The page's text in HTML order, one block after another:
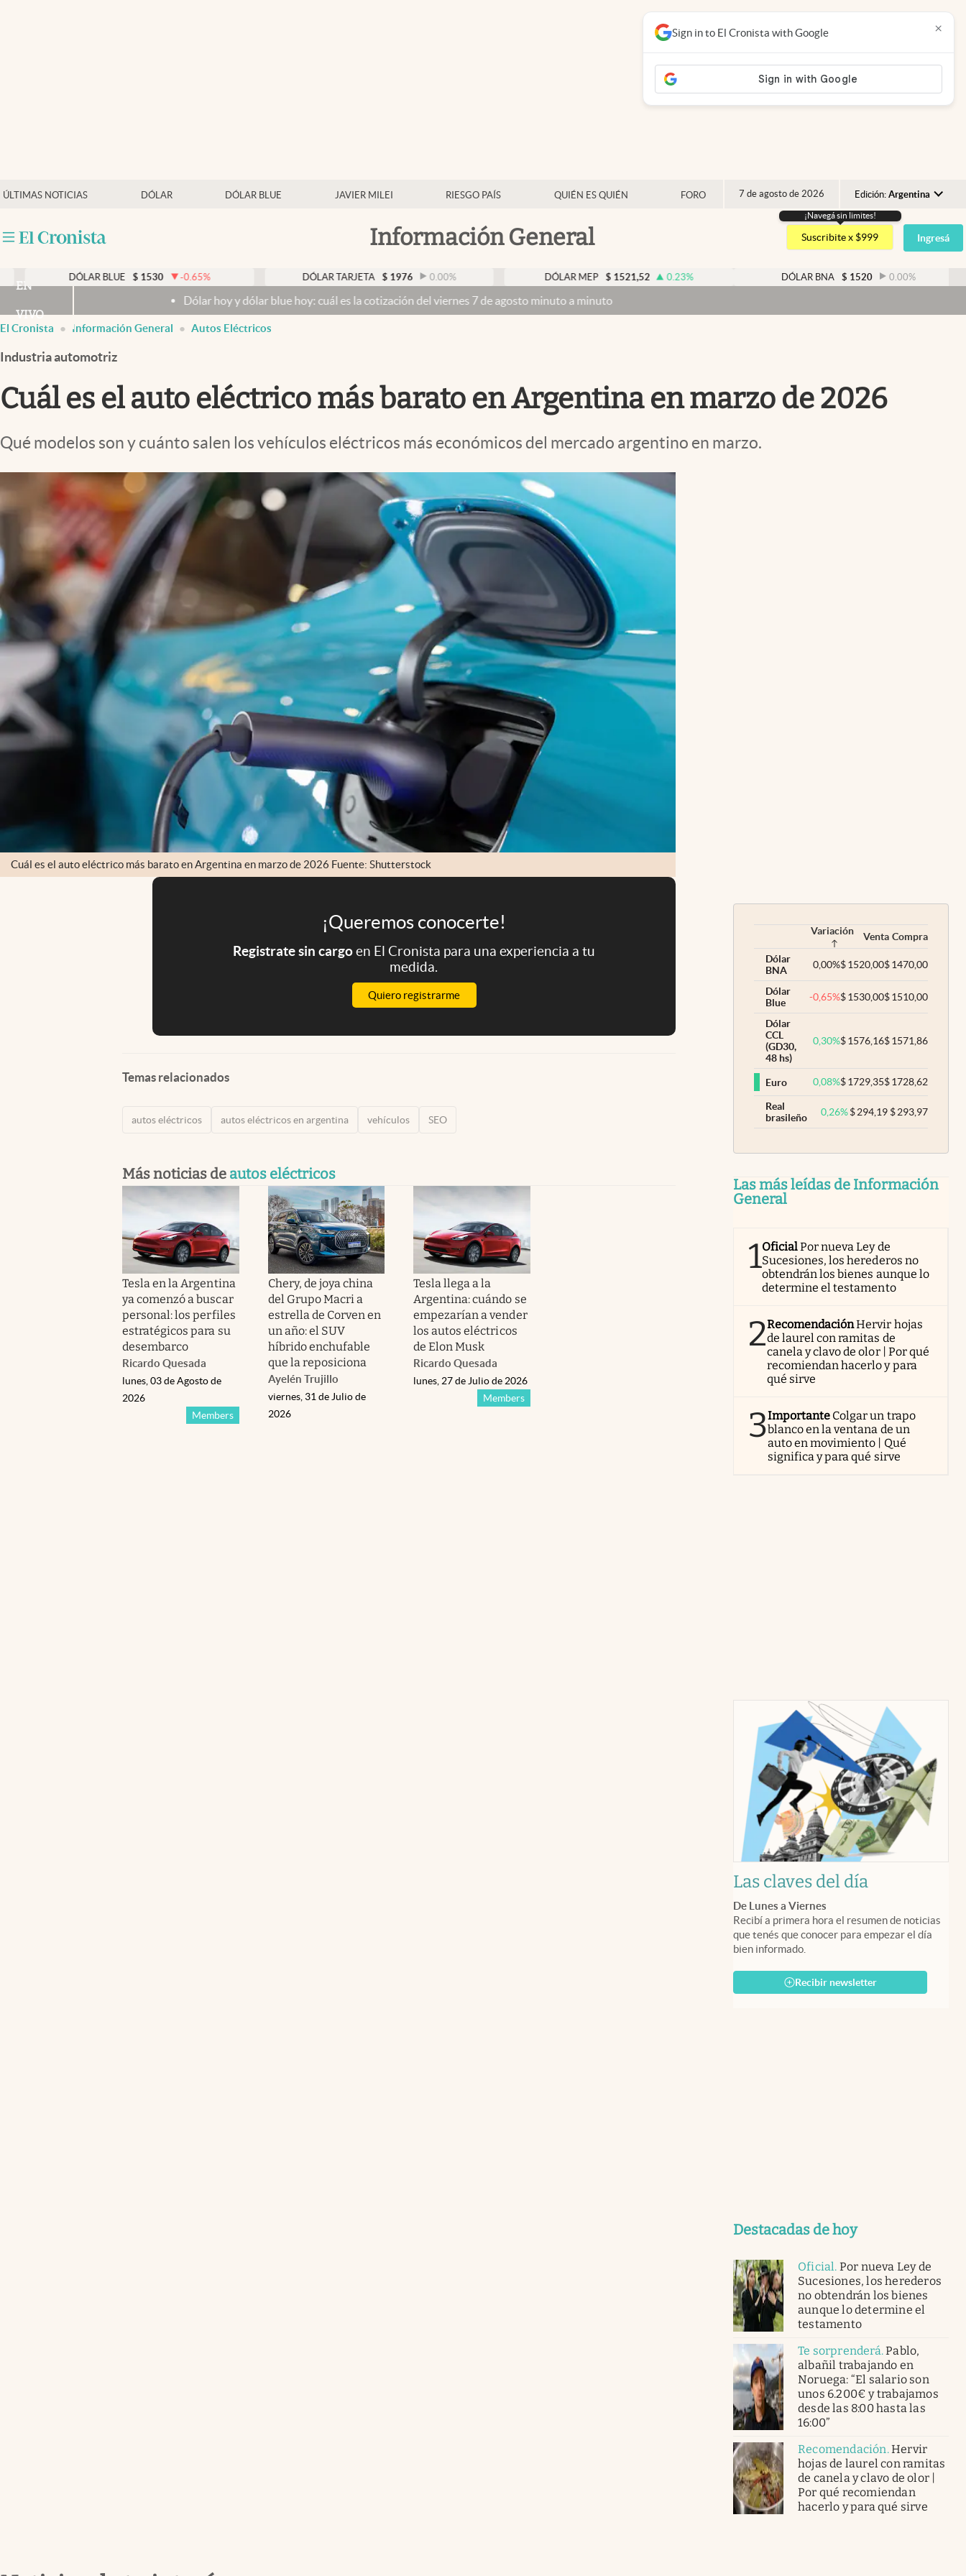
ÚLTIMAS NOTICIAS DÓLAR DÓLAR BLUE JAVIER MILEI RIESGO PAÍS QUIÉN ES QUIÉN FORO 7 de agosto de 2026 Edición: Argentina
Argentina
España
USA
Información General
Mercados Online
Otras secciones
Infotechnology
Clase
Clima
Mundial 2026
Eventos Corporativos
¡Navegá sin limites!
Suscribite x $999 Ingresá
DÓLAR BLUE $ 1530 -0.65% DÓLAR TARJETA $ 1976 0.00% DÓLAR MEP $ 1521,52 0.23% DÓLAR BNA $ 1520 0.00%
EN
VIVO
Dólar hoy y dólar blue hoy: cuál es la cotización del viernes 7 de agosto minuto a minuto
Sign in to El Cronista with Google ×
El Cronista Información General Autos Eléctricos
Industria automotriz
Cuál es el auto eléctrico más barato en Argentina en marzo de 2026
Qué modelos son y cuánto salen los vehículos eléctricos más económicos del mercado argentino en marzo.
Cuál es el auto eléctrico más barato en Argentina en marzo de 2026 Fuente: Shutterstock
¡Queremos conocerte!
Registrate sin cargoen El Cronista para una experiencia a tu
medida.
Quiero registrarme
Temas relacionados
autos eléctricos autos eléctricos en argentina vehículos SEO
Más noticias de autos eléctricos
Tesla en la Argentina
ya comenzó a buscar
personal: los perfiles
estratégicos para su
desembarco
Ricardo Quesada
Members
lunes, 03 de Agosto de
2026
Chery, de joya china
del Grupo Macri a
estrella de Corven en
un año: el SUV
híbrido enchufable
que la reposiciona
Ayelén Trujillo
viernes, 31 de Julio de
2026
Tesla llega a la
Argentina: cuándo se
empezarían a vender
los autos eléctricos
de Elon Musk
Ricardo Quesada
Members
lunes, 27 de Julio de 2026
Variación Venta Compra
Dólar
BNA
0,00%$1520,00$1470,00
Dólar
Blue
-0,65%$1530,00$1510,00
Dólar
CCL
(GD30,
48 hs)
0,30%$1576,16$1571,86
Euro 0,08%$1729,35$1728,62
Real
brasileño
0,26% $294,19 $293,97
Las más leídas de Información
General
1OficialPor nueva Ley de
Sucesiones, los herederos no
obtendrán los bienes aunque lo
determine el testamento
2RecomendaciónHervir hojas
de laurel con ramitas de
canela y clavo de olor | Por qué
recomiendan hacerlo y para
qué sirve
3Importante Colgar un trapo
blanco en la ventana de un
auto en movimiento | Qué
significa y para qué sirve
Las claves del día
De Lunes a Viernes
Recibí a primera hora el resumen de noticias
que tenés que conocer para empezar el día
bien informado.
Recibir newsletter
Destacadas de hoy
Oficial. Por nueva Ley de
Sucesiones, los herederos
no obtendrán los bienes
aunque lo determine el
testamento
Te sorprenderá.Pablo,
albañil trabajando en
Noruega: “El salario son
unos 6.200€ y trabajamos
desde las 8:00 hasta las
16:00”
Recomendación.Hervir
hojas de laurel con ramitas
de canela y clavo de olor |
Por qué recomiendan
hacerlo y para qué sirve